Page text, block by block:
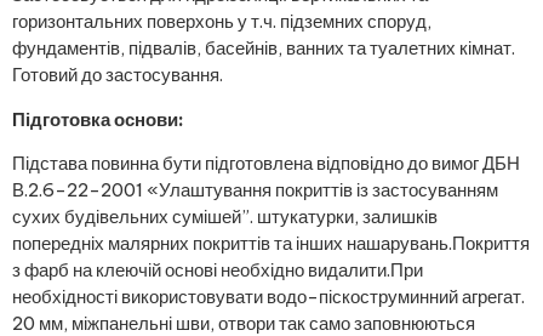
горизонтальних поверхонь у т.ч. підземних споруд,
фундаментів, підвалів, басейнів, ванних та туалетних кімнат.
Готовий до застосування.
Підготовка основи:
Підстава повинна бути підготовлена ​​відповідно до вимог ДБН
В.2.6-22-2001 «Улаштування покриттів із застосуванням
сухих будівельних сумішей”. штукатурки, залишків
попередніх малярних покриттів та інших нашарувань.Покриття
з фарб на клеючій основі необхідно видалити.При
необхідності використовувати водо-піскоструминний агрегат.
20 мм, міжпанельні шви, отвори так само заповнюються